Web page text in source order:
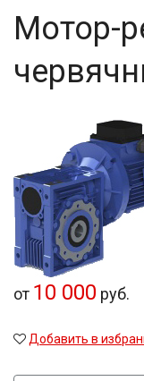
Мотор-
от 10 000 руб.
Добавить в